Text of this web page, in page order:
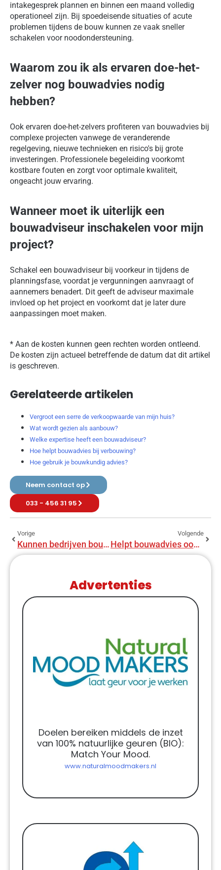
intakegesprek plannen en binnen een maand volledig
operationeel zijn. Bij spoedeisende situaties of acute
problemen tijdens de bouw kunnen ze vaak sneller
schakelen voor noodondersteuning.
Waarom zou ik als ervaren doe-het-
zelver nog bouwadvies nodig
hebben?
Ook ervaren doe-het-zelvers profiteren van bouwadvies bij
complexe projecten vanwege de veranderende
regelgeving, nieuwe technieken en risico's bij grote
investeringen. Professionele begeleiding voorkomt
kostbare fouten en zorgt voor optimale kwaliteit,
ongeacht jouw ervaring.
Wanneer moet ik uiterlijk een
bouwadviseur inschakelen voor mijn
project?
Schakel een bouwadviseur bij voorkeur in tijdens de
planningsfase, voordat je vergunningen aanvraagt of
aannemers benadert. Dit geeft de adviseur maximale
invloed op het project en voorkomt dat je later dure
aanpassingen moet maken.
* Aan de kosten kunnen geen rechten worden ontleend.
De kosten zijn actueel betreffende de datum dat dit artikel
is geschreven.
Gerelateerde artikelen
Vergroot een serre de verkoopwaarde van mijn huis?
Wat wordt gezien als aanbouw?
Welke expertise heeft een bouwadviseur?
Hoe helpt bouwadvies bij verbouwing?
Hoe gebruik je bouwkundig advies?
Neem contact op
033 - 456 31 95
Vorige
Kunnen bedrijven bouwadvies gebruiken?
Volgende
Helpt bouwadvies ook bij kleine projecten?
Advertenties
Doelen bereiken middels de inzet
van 100% natuurlijke geuren (BIO):
Match Your Mood.
www.naturalmoodmakers.nl